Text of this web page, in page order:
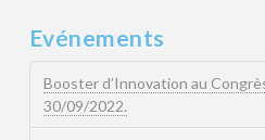
Evénements
Booster d’Innovation au
30/09/2022.